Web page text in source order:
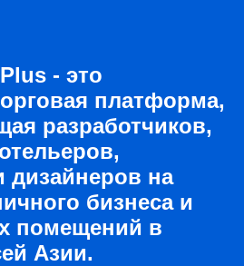
- это
платформа,
разработчиков,
дизайнеров на
бизнеса и
помещений в
Азии.